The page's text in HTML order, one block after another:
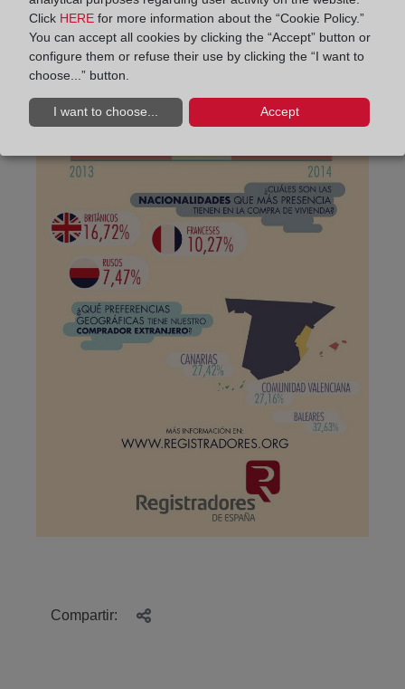
Compartir:
Click HERE for more information about the “Cookie Policy.”
You can accept all cookies by clicking the “Accept” button or
configure them or refuse their use by clicking the “I want to
choose...” button.
I want to choose... Accept